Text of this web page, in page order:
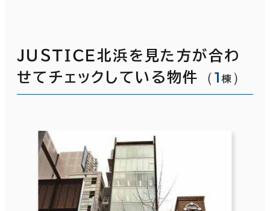
ＪＵＳＴＩＣＥ北浜を見た方が合わ
せてチェックしている物件
（1 棟 ）